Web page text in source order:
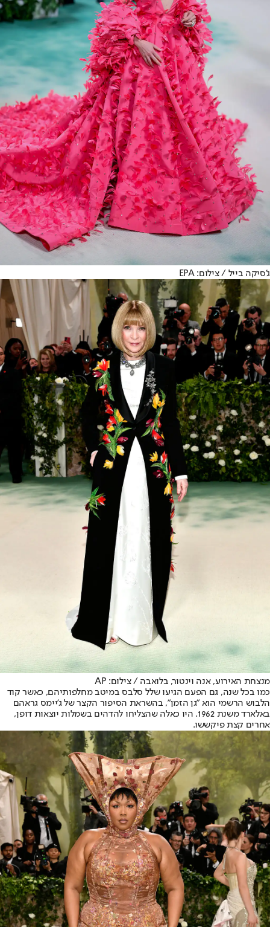
ג'סיקה בייל / צילום: EPA
מנצחת האירוע, אנה וינטור, בלואבה / צילום: AP
כמו בכל שנה, גם הפעם הגיעו שלל סלבס במיטב מחלפותיהם, כאשר קוד
הלבוש הרשמי הוא "גן הזמן", בהשראת הסיפור הקצר של ג'יימס גראהם
באלארד משנת 1962. היו כאלה שהצליחו להדהים בשמלות יוצאות דופן,
אחרים קצת פיקששו.